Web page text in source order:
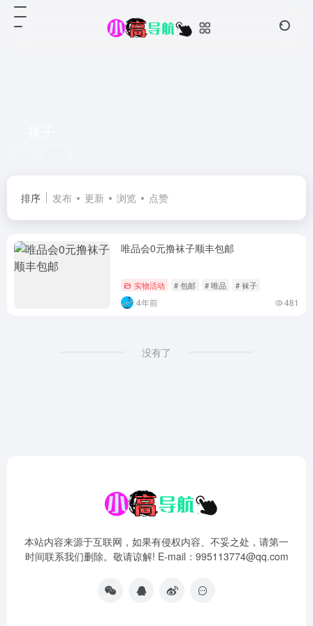
排序 发布 更新 浏览 点赞
唯品会0元撸袜子顺丰包邮
实物活动 # 包邮 # 唯品 # 袜子
4年前 481
没有了
本站内容来源于互联网，如果有侵权内容、不妥之处，请第一
时间联系我们删除。敬请谅解! E-mail：995113774@qq.com